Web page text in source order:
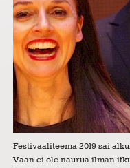
Festivaaliteema 2019 sai
Vaan ei ole naurua ilman